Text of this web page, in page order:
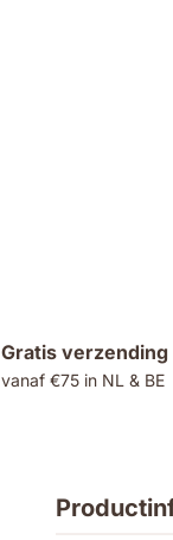
Gratis verzending
vanaf €75 in NL & BE